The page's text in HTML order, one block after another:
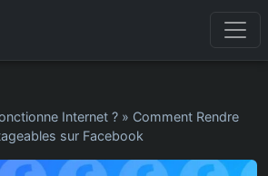
Internet ? » Comment Rendre
sur Facebook